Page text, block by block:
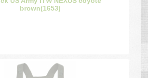
brown(1653)